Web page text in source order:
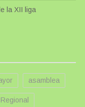
la XII liga
asamblea